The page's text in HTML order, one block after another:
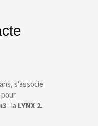
s'associe
: la LYNX 2.